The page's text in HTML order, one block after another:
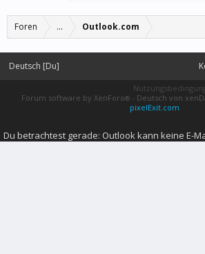
Foren ... Outlook.com
Deutsch [Du]
Forum software by XenForo® - Deutsch von
pixelExit.com
Du betrachtest gerade: Outlook kann keine E-